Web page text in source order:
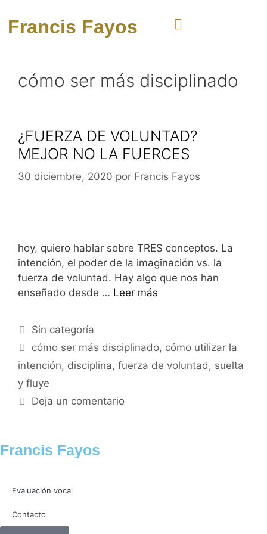
Francis Fayos
cómo ser más disciplinado
¿FUERZA DE VOLUNTAD?
MEJOR NO LA FUERCES
30 diciembre, 2020 por Francis Fayos
hoy, quiero hablar sobre TRES conceptos. La
intención, el poder de la imaginación vs. la
fuerza de voluntad. Hay algo que nos han
enseñado desde … Leer más
Sin categoría
cómo ser más disciplinado, cómo utilizar la
intención, disciplina, fuerza de voluntad, suelta
y fluye
Deja un comentario
Francis Fayos
Evaluación vocal
Contacto